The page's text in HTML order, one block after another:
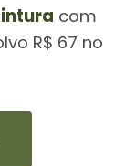
com
R$ 67 no